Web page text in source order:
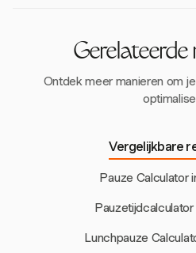
Gerelateerde
Ontdek meer manieren om
Vergelijkbare
Pauze Calculator
Pauzetijdcalculator
Lunchpauze